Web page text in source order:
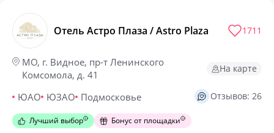
Отель Астро Плаза / Astro Plaza
МО, г. Видное, пр-т Ленинского
Комсомола, д. 41
ЮАО ЮЗАО Подмосковье
На карте
1711
Отзывов: 26
Бонус от площадки
Лучший выбор